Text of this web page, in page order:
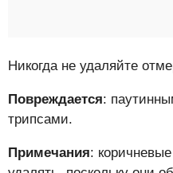
Никогда не удаляйте
Повреждается:
трипсами.
Примечания: